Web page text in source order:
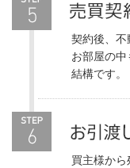
契約後、不
お部屋の
結構です。
買主様か